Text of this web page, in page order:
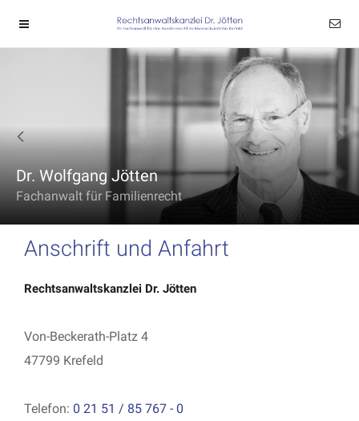
Dr. Wolfgang Jötten
Fachanwalt für Familienrecht
Anschrift und Anfahrt
Rechtsanwaltskanzlei Dr. Jötten
Von-Beckerath-Platz 4
47799 Krefeld
Telefon: 0 21 51 / 85 767 - 0